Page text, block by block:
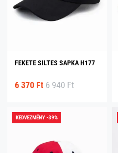
FEKETE SILTES SAPKA H177
6 370 Ft 6 940 Ft
KEDVEZMÉNY -39%